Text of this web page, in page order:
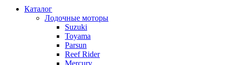
Каталог
Лодочные моторы
Suzuki
Toyama
Parsun
Reef Rider
Mercury